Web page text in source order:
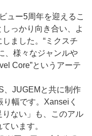
ュー5周年を迎えるこ
っかり向き合い、よ
ました。“ミクスチ
、様々なジャンルや
Core”というアーテ
、JUGEMと共に制作
幅です。Xanseiく
ない」も、このアル
います。